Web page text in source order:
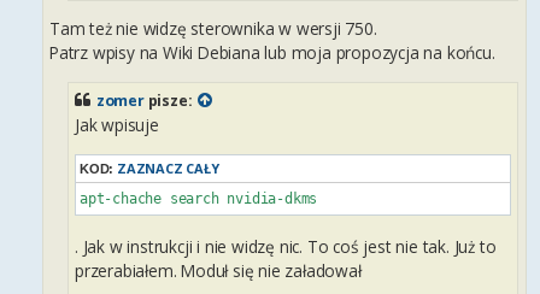
Tam też nie widzę sterownika w wersji 750.
Patrz wpisy na Wiki Debiana lub moja propozycja na końcu.
zomerpisze:
Jak wpisuje
KOD: ZAZNACZ CAŁY
apt-chache search nvidia-dkms
. Jak w instrukcji i nie widzę nic. To coś jest nie tak. Już to
przerabiałem. Moduł się nie załadował